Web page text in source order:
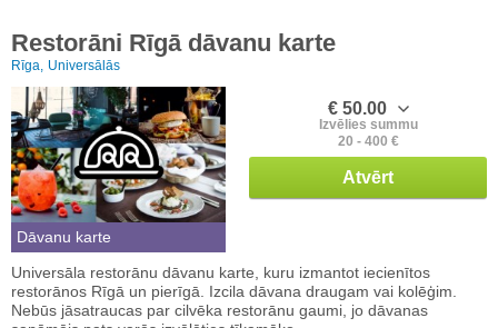
Restorāni Rīgā dāvanu karte
Rīga, Universālās
Dāvanu karte
€ 50.00
Izvēlies summu
20 - 400 €
Atvērt
Universāla restorānu dāvanu karte, kuru izmantot iecienītos
restorānos Rīgā un pierīgā. Izcila dāvana draugam vai kolēģim.
Nebūs jāsatraucas par cilvēka restorānu gaumi, jo dāvanas